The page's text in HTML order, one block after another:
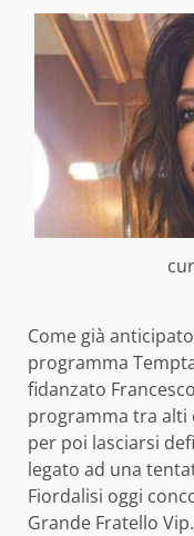
Come già
programma
fidanzato
programma tra alti
per poi lasciarsi
legato ad una
Fiordalisi oggi
Grande Fratello Vip.